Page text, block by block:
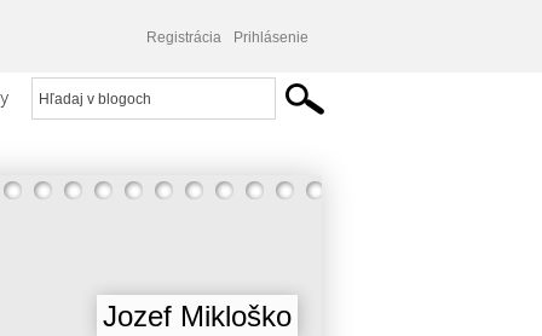
Registrácia Prihlásenie
Jozef Mikloško